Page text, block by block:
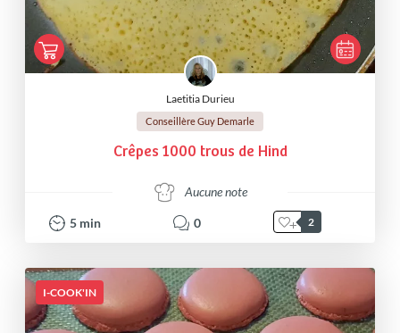
Laetitia Durieu
Conseillère Guy Demarle
Crêpes 1000 trous de Hind
Aucune note
5 min 0 2
I-COOK'IN